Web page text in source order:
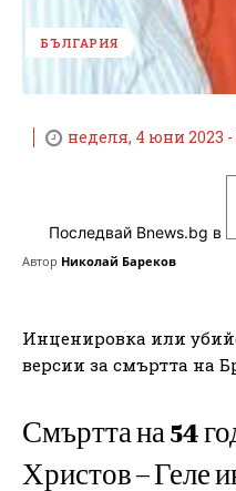
БЪЛГАРИЯ
неделя, 4 юни 2023 -
Последвай Bnews.bg в
Автор Николай Бареков
Инценировка или
версии за смъртта на
Смъртта на 54
Христов – Геле